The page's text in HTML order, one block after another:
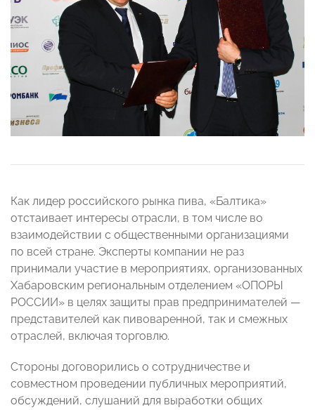
Как лидер российского рынка пива, «Балтика»
отстаивает интересы отрасли, в том числе во
взаимодействии с общественными организациями
по всей стране. Эксперты компании не раз
принимали участие в мероприятиях, организованных
Хабаровским региональным отделением «ОПОРЫ
РОССИИ» в целях защиты прав предпринимателей —
представителей как пивоваренной, так и смежных
отраслей, включая торговлю.
Стороны договорились о сотрудничестве и
совместном проведении публичных мероприятий,
обсуждений, слушаний для выработки общих